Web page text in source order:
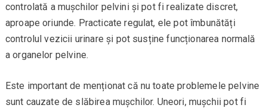
controlată a mușchilor pelvini și pot fi realizate discret,
aproape oriunde. Practicate regulat, ele pot îmbunătăți
controlul vezicii urinare și pot susține funcționarea normală
a organelor pelvine.
Este important de menționat că nu toate problemele pelvine
sunt cauzate de slăbirea mușchilor. Uneori, mușchii pot fi